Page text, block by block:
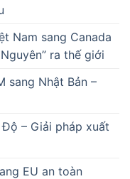
Nam sang Canada
ra thế giới
sang Nhật Bản –
– Giải pháp xuất
EU an toàn